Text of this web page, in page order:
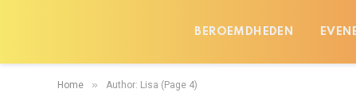
BEROEMDHEDEN
Home » Author: Lisa (Page 4)